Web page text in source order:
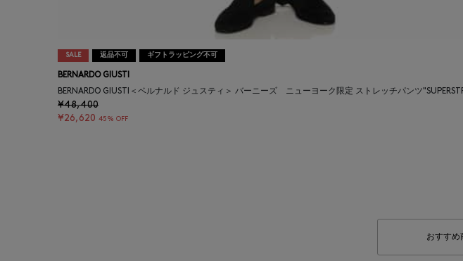
SALE 返品不可 ギフトラッピング不可
BERNARDO GIUSTI
BERNARDO GIUSTI＜ベルナルド ジュスティ＞ バーニーズ ニューヨーク限定 ストレッチパンツ
¥48,400
¥26,620 45% OFF
おすすめ